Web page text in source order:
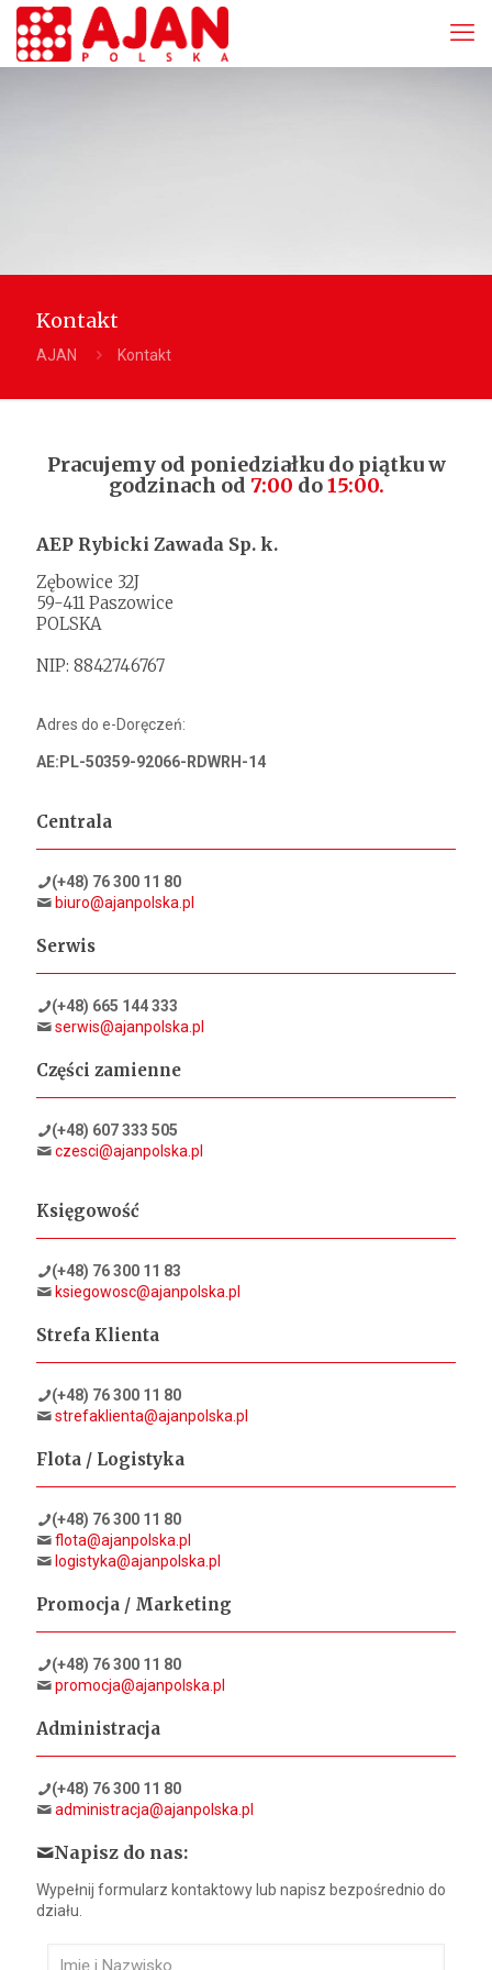
Kontakt
AJAN Kontakt
Pracujemy od poniedziałku do piątku w
godzinach od 7:00 do15:00.
AEP Rybicki Zawada Sp. k.
Zębowice 32J
59-411 Paszowice
POLSKA
NIP: 8842746767
Adres do e-Doręczeń:
AE:PL-50359-92066-RDWRH-14
Centrala
(+48) 76 300 11 80
biuro@ajanpolska.pl
Serwis
(+48) 665 144 333
serwis@ajanpolska.pl
Części zamienne
(+48) 607 333 505
czesci@ajanpolska.pl
Księgowość
(+48) 76 300 11 83
ksiegowosc@ajanpolska.pl
Strefa Klienta
(+48) 76 300 11 80
strefaklienta@ajanpolska.pl
Flota / Logistyka
(+48) 76 300 11 80
flota@ajanpolska.pl
logistyka@ajanpolska.pl
Promocja / Marketing
(+48) 76 300 11 80
promocja@ajanpolska.pl
Administracja
(+48) 76 300 11 80
administracja@ajanpolska.pl
Napisz do nas:
Wypełnij formularz kontaktowy lub napisz bezpośrednio do
działu.